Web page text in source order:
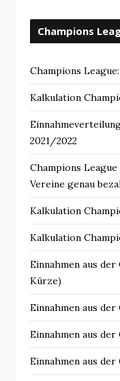
Champions
Champions
Kalkulation
2021/2022
Champions
Vereine genau
Kalkulation
Kalkulation
Einnahmen aus
Kürze)
Einnahmen aus der
Einnahmen aus
Einnahmen aus